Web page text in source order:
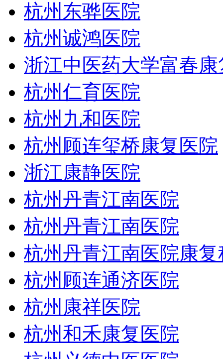
杭州东骅医院
杭州诚鸿医院
浙江中医药大学富春
杭州仁育医院
杭州九和医院
杭州顾连玺桥康复医院
浙江康静医院
杭州丹青江南医院
杭州丹青江南医院
杭州丹青江南医院康复
杭州顾连通济医院
杭州康祥医院
杭州和禾康复医院